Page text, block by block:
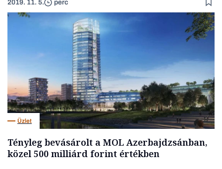
2019. 11. 5. perc
Üzlet
Tényleg bevásárolt a MOL Azerbajdzsánban,
közel 500 milliárd forint értékben